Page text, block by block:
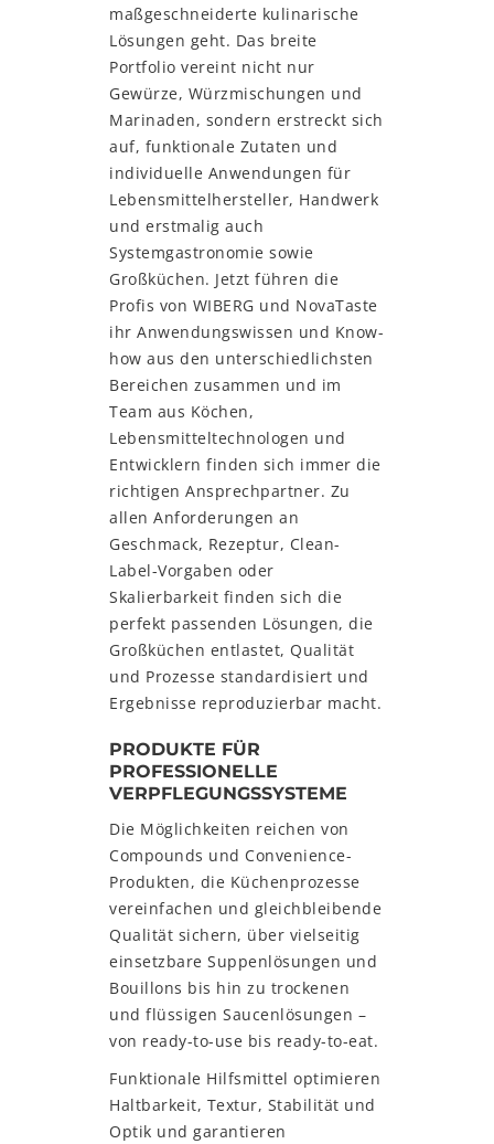
maßgeschneiderte kulinarische
Lösungen geht. Das breite
Portfolio vereint nicht nur
Gewürze, Würzmischungen und
Marinaden, sondern erstreckt sich
auf, funktionale Zutaten und
individuelle Anwendungen für
Lebensmittelhersteller, Handwerk
und erstmalig auch
Systemgastronomie sowie
Großküchen. Jetzt führen die
Profis von WIBERG und NovaTaste
ihr Anwendungswissen und Know-
how aus den unterschiedlichsten
Bereichen zusammen und im
Team aus Köchen,
Lebensmitteltechnologen und
Entwicklern finden sich immer die
richtigen Ansprechpartner. Zu
allen Anforderungen an
Geschmack, Rezeptur, Clean-
Label-Vorgaben oder
Skalierbarkeit finden sich die
perfekt passenden Lösungen, die
Großküchen entlastet, Qualität
und Prozesse standardisiert und
Ergebnisse reproduzierbar macht.
PRODUKTE FÜR
PROFESSIONELLE
VERPFLEGUNGSSYSTEME
Die Möglichkeiten reichen von
Compounds und Convenience-
Produkten, die Küchenprozesse
vereinfachen und gleichbleibende
Qualität sichern, über vielseitig
einsetzbare Suppenlösungen und
Bouillons bis hin zu trockenen
und flüssigen Saucenlösungen –
von ready-to-use bis ready-to-eat.
Funktionale Hilfsmittel optimieren
Haltbarkeit, Textur, Stabilität und
Optik und garantieren